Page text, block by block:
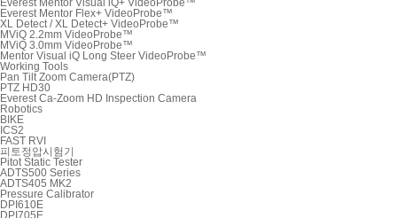
Everest Mentor Visual iQ+ VideoProbe™
Everest Mentor Flex+ VideoProbe™
XL Detect / XL Detect+ VideoProbe™
MViQ 2.2mm VideoProbe™
MViQ 3.0mm VideoProbe™
Mentor Visual iQ Long Steer VideoProbe™
Working Tools
Pan Tilt Zoom Camera(PTZ)
PTZ HD30
Everest Ca-Zoom HD Inspection Camera
Robotics
BIKE
ICS2
FAST RVI
피토정압시험기
Pitot Static Tester
ADTS500 Series
ADTS405 MK2
Pressure Calibrator
DPI610E
DPI705E